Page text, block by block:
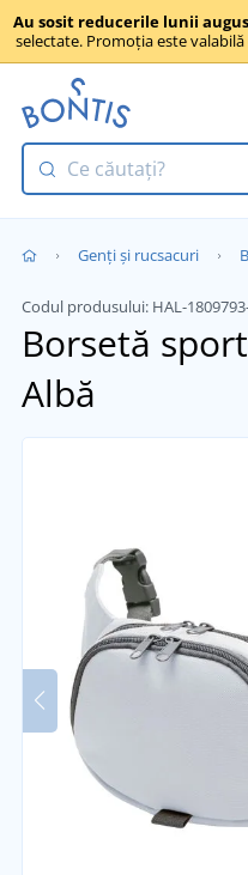
Au sosit reducerile lunii
selectate. Promoția este
Genți și rucsacuri
Codul produsului: HAL-
Borsetă
Albă